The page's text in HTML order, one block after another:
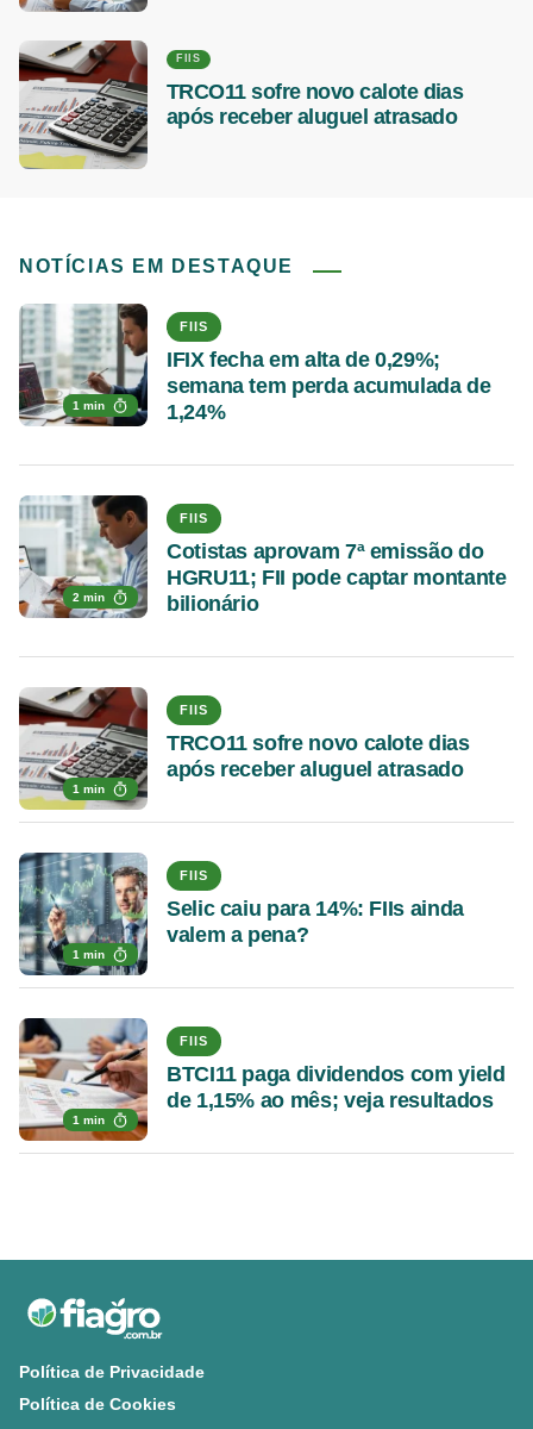
FIIS
TRCO11 sofre novo calote dias
após receber aluguel atrasado
NOTÍCIAS EM DESTAQUE
1 min
FIIS
IFIX fecha em alta de 0,29%;
semana tem perda acumulada de
1,24%
2 min
FIIS
Cotistas aprovam 7ª emissão do
HGRU11; FII pode captar montante
bilionário
1 min
FIIS
TRCO11 sofre novo calote dias
após receber aluguel atrasado
1 min
FIIS
Selic caiu para 14%: FIIs ainda
valem a pena?
1 min
FIIS
BTCI11 paga dividendos com yield
de 1,15% ao mês; veja resultados
Política de Privacidade
Política de Cookies